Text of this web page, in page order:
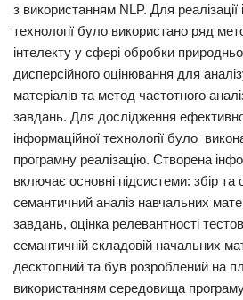
з використанням NLP. Для реалізації
технології було використано ряд
інтелекту у сфері обробки
дисперсійного оцінювання для
матеріалів та метод частотного
завдань. Для дослідження
інформаційної технології було
програмну реалізацію. Створена
включає основні підсистеми: збір
семантичний аналіз навчальних
завдань, оцінка релевантності
семантичній складовій начальних
десктопний та був розроблений на
використанням середовища